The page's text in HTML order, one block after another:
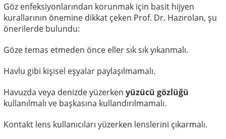
Göz enfeksiyonlarından korunmak için basit hijyen
kurallarının önemine dikkat çeken Prof. Dr. Hazırolan, şu
önerilerde bulundu:
Göze temas etmeden önce eller sık sık yıkanmalı.
Havlu gibi kişisel eşyalar paylaşılmamalı.
Havuzda veya denizde yüzerken yüzücü gözlüğü
kullanılmalı ve başkasına kullandırılmamalı.
Kontakt lens kullanıcıları yüzerken lenslerini çıkarmalı.